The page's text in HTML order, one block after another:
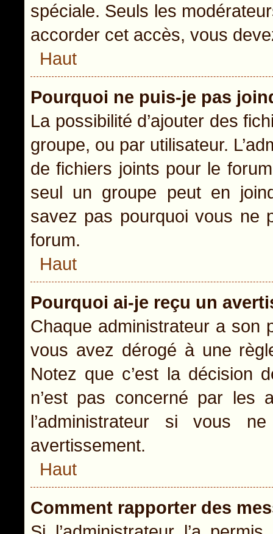
spéciale. Seuls les
accorder cet accès, vous
Haut
Pourquoi ne puis-je pas
La possibilité d’ajouter des
groupe, ou par utilisateur.
de fichiers joints pour le
seul un groupe peut en
savez pas pourquoi vous ne
forum.
Haut
Pourquoi ai-je reçu un
Chaque administrateur a son
vous avez dérogé à une
Notez que c’est la décision
n’est pas concerné par les
l’administrateur si vous
avertissement.
Haut
Comment rapporter des